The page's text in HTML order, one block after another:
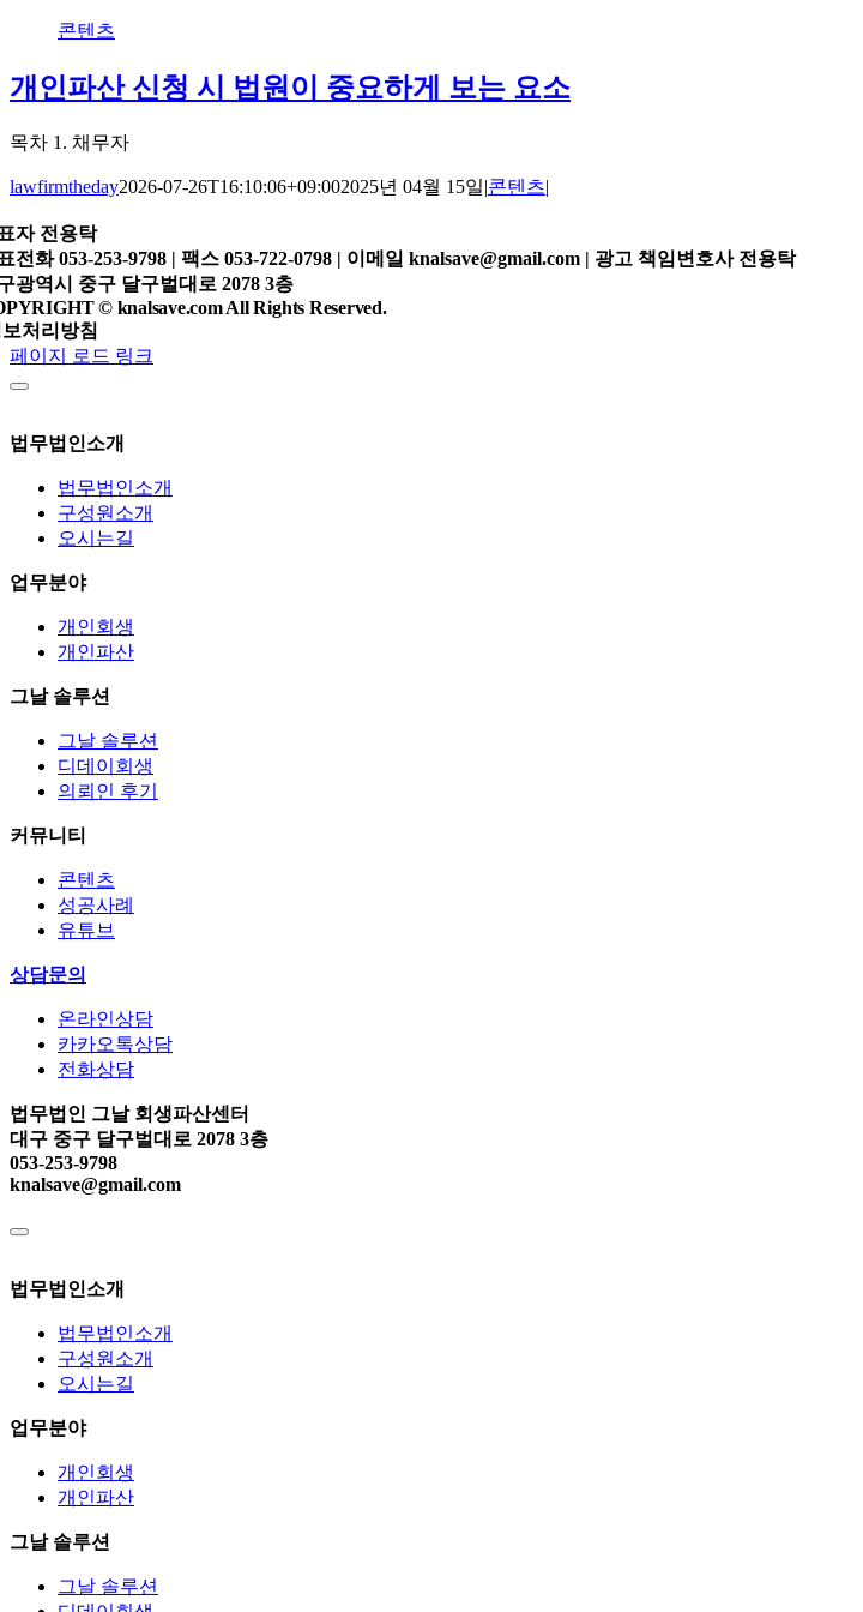
콘텐츠
개인파산 신청 시 법원이 중요하게 보는 요소
목차 1. 채무자
lawfirmtheday2026-07-26T16:10:06+09:002025년 04월 15일|콘텐츠|
자전용탁
전화053-253-9798 |팩스 053-722-0798 | 이메일 knalsave@gmail.com | 광고 책임변호사전용탁
광역시 중구 달구벌대로 2078 3층
© knalsave.com All Rights Reserved.
처리방침
페이지 로드 링크
법무법인소개
법무법인소개
구성원소개
오시는길
업무분야
개인회생
개인파산
그날 솔루션
그날 솔루션
디데이회생
의뢰인 후기
커뮤니티
콘텐츠
성공사례
유튜브
상담문의
온라인상담
카카오톡상담
전화상담
법무법인 그날 회생파산센터
대구 중구 달구벌대로 2078 3층
053-253-9798
knalsave@gmail.com
법무법인소개
법무법인소개
구성원소개
오시는길
업무분야
개인회생
개인파산
그날 솔루션
그날 솔루션